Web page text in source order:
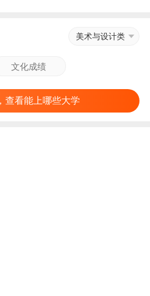
美术与设计类
查看能上哪些大学